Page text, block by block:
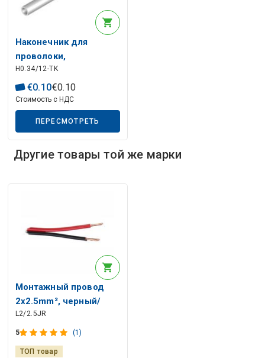
Описание искусственного интеллектаНаконечник для
проволоки,
изолированная, 10 мм,
8 мм, бирюзовая
H0.34/12-TK
€0.10€0.10
Стоимость с НДС
ПЕРЕСМОТРЕТЬ
Другие товары той же марки
Монтажный провод
2x2.5mm², черный/
красный
L2/2.5JR
5 (1)
ТОП товар